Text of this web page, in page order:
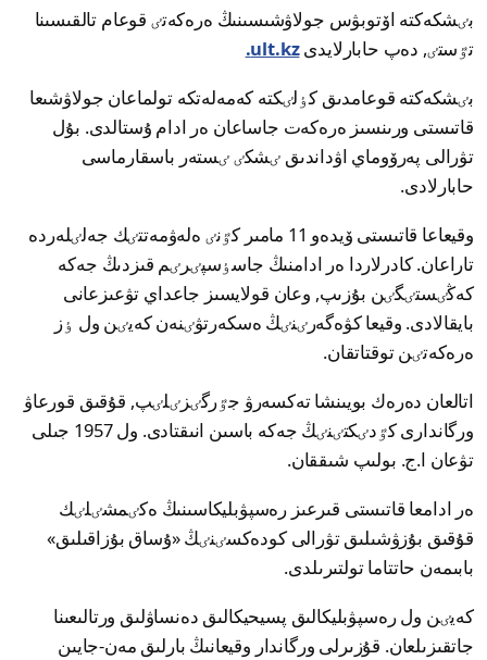
بٸشكەكتە اۆتوبۋس جولاۋشىسىنىڭ ەرەكەتٸ قوعام تالقىسىنا
تٷستٸ, دەپ حابارلايدىult.kz.
بٸشكەكتە قوعامدىق كٶلٸكتە كەمەلەتكە تولماعان جولاۋشىعا
قاتىستى ورىنسىز ەرەكەت جاساعان ەر ادام ۇستالدى. بۇل
تۋرالى پەرۆوماي اۋداندىق ٸشكٸ ٸستەر باسقارماسى
حابارلادى.
وقيعاعا قاتىستى ۆيدەو 11 مامىر كٷنٸ ەلەۋمەتتٸك جەلٸلەردە
تاراعان. كادرلاردا ەر ادامنىڭ جاسٶسپٸرٸم قىزدىڭ جەكە
كەڭٸستٸگٸن بۇزىپ, وعان قولايسىز جاعداي تۋعىزعانى
بايقالادى. وقيعا كۋەگەرٸنٸڭ ەسكەرتۋٸنەن كەيٸن ول ٶز
ەرەكەتٸن توقتاتقان.
اتالعان دەرەك بويىنشا تەكسەرۋ جٷرگٸزٸلٸپ, قۇقىق قورعاۋ
ورگاندارى كٷدٸكتٸنٸڭ جەكە باسىن انىقتادى. ول 1957 جىلى
تۋعان ا.ج. بولىپ شىققان.
ەر ادامعا قاتىستى قىرعىز رەسپۋبليكاسىنىڭ ەكٸمشٸلٸك
قۇقىق بۇزۋشىلىق تۋرالى كودەكسٸنٸڭ «ۇساق بۇزاقىلىق»
بابىمەن حاتتاما تولتىرىلدى.
كەيٸن ول رەسپۋبليكالىق پسيحيكالىق دەنساۋلىق ورتالىعىنا
جاتقىزىلعان. قۇزىرلى ورگاندار وقيعانىڭ بارلىق مەن-جايىن